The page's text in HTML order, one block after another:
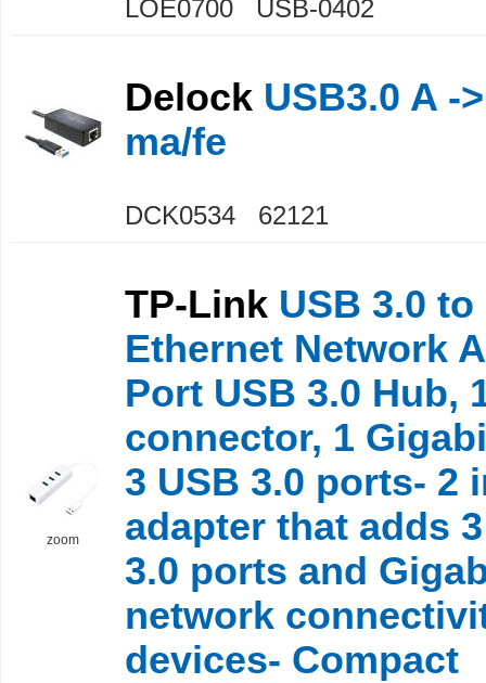
LOE0700 USB-0402
Delock USB3.0 A -
ma/fe
DCK0534 62121
zoom
TP-Link USB 3.0
Ethernet Network
Port USB 3.0 Hub,
connector, 1
3 USB 3.0 ports- 2
adapter that adds
3.0 ports and
network
devices- Compact